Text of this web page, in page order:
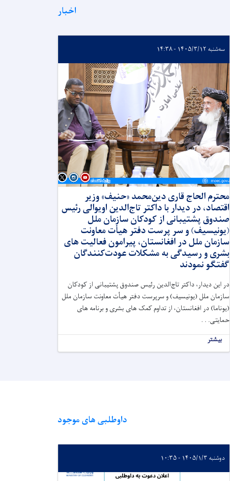
اخبار
سه‌شنبه ۱۴۰۵/۳/۱۲ - ۱۴:۳۸
محترم الحاج قاری دین‌محمد «حنیف» وزیر
اقتصاد، در دیدار با داکتر تاج‌الدین اویوالی رئیس
صندوق پشتیبانی از کودکان سازمان ملل
(یونیسیف) و سر پرست دفتر هیأت معاونت
سازمان ملل در افغانستان، پیرامون فعالیت های
بشری و رسیدگی به مشکلات عودت‌کنندگان
گفتگو نمودند
در این دیدار، داکتر تاج‌الدین رئیس صندوق پشتیبانی از کودکان
سازمان ملل (یونیسیف) و سرپرست دفتر هیأت معاونت سازمان ملل
(یوناما) در افغانستان، از تداوم کمک های بشری و برنامه های
حمایتی. . .
بیشتر
داوطلبی های موجود
دوشنبه ۱۴۰۵/۱/۳ - ۱۰:۳۵